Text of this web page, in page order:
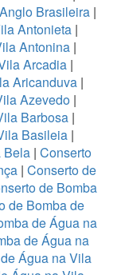
Brasileira |
Antonieta |
Antonina |
Arcadia |
Aricanduva|
Azevedo|
Barbosa |
Basileia |
Bela | Conserto
| Conserto de
de Bomba
de Bomba de
de Água na
de Água na
Água na Vila